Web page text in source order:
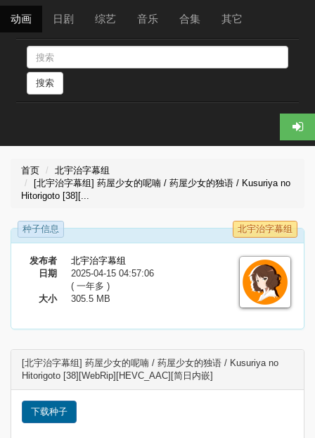
动画 日剧 综艺 音乐 合集 其它
搜索
首页
北宇治字幕组
[北宇治字幕组] 药屋少女的呢喃 / 药屋少女的独语 / Kusuriya no
Hitorigoto [38][...
种子信息 北宇治字幕组
发布者
北宇治字幕组
日期
2025-04-15 04:57:06
( 一年多 )
大小
305.5 MB
[北宇治字幕组] 药屋少女的呢喃 / 药屋少女的独语 / Kusuriya no
Hitorigoto [38][WebRip][HEVC_AAC][简日内嵌]
下载种子